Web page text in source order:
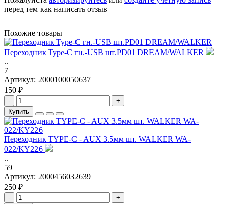
перед тем как написать отзыв
Похожие товары
Переходник Type-C гн.-USB шт.PD01 DREAM/WALKER
..
7
Артикул: 2000100050637
150 ₽
-
+
Купить
Переходник TYPE-C - AUX 3.5мм шт. WALKER WA-
022/KY226
..
59
Артикул: 2000456032639
250 ₽
-
+